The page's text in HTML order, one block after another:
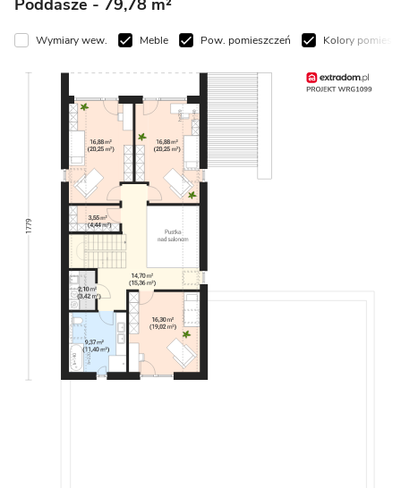
Wymiary wew. Meble Pow. pomieszczeń Kolory